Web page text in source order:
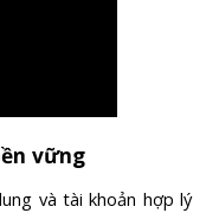
vững
và tài khoản hợp lý